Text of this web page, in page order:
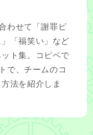
わせて「謝罪ピ
「福笑い」など
ト集。コピペで
で、チームのコ
法を紹介しま